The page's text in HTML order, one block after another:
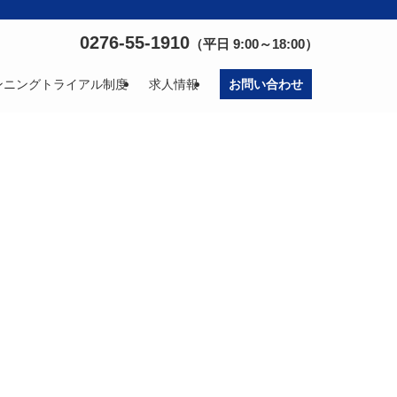
ニングトライアル制度 求人情報 お問い合わせ
0276-55-1910 （平日 9:00～18:00）